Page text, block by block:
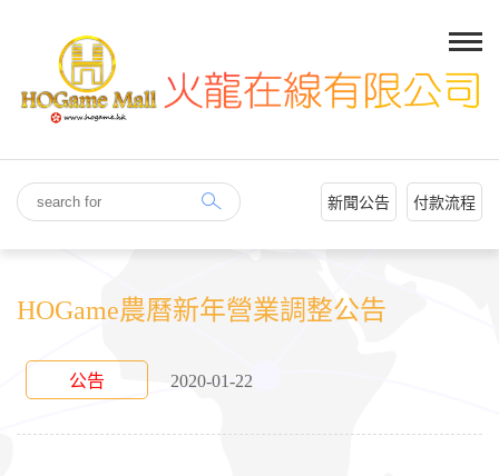
新聞公告 付款流程
HOGame農曆新年營業調整公告
公告 2020-01-22